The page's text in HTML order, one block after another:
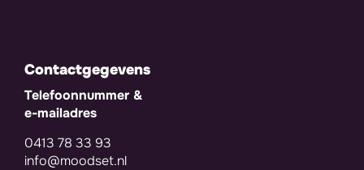
Contactgegevens
Telefoonnummer &
e-mailadres
0413 78 33 93
info@moodset.nl